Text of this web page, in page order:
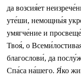
да возсия́ет
уте́ши, немощны́я
умягче́ние и
Твоя́, о
благослови́, да
Спа́са на́шего. Я́ко